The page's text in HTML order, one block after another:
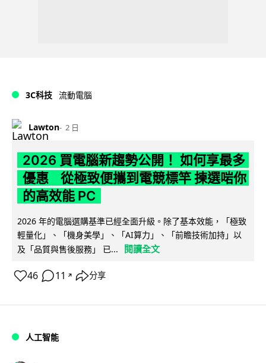
3C科技 流動電腦
Lawton 2 日
2026 買電腦新趨勢公開！ 如何享最多
優惠 從極致便攜到電競標竿 揀選啱你
的高效能 PC
2026 年的電腦選購基準已經全面升級。除了基本效能，「極致
輕量化」、「機身美學」、「AI算力」、「前瞻技術加持」以
及「品質與售後服務」 已...
閱讀全文
46 11 ↗ 分享
人工智能